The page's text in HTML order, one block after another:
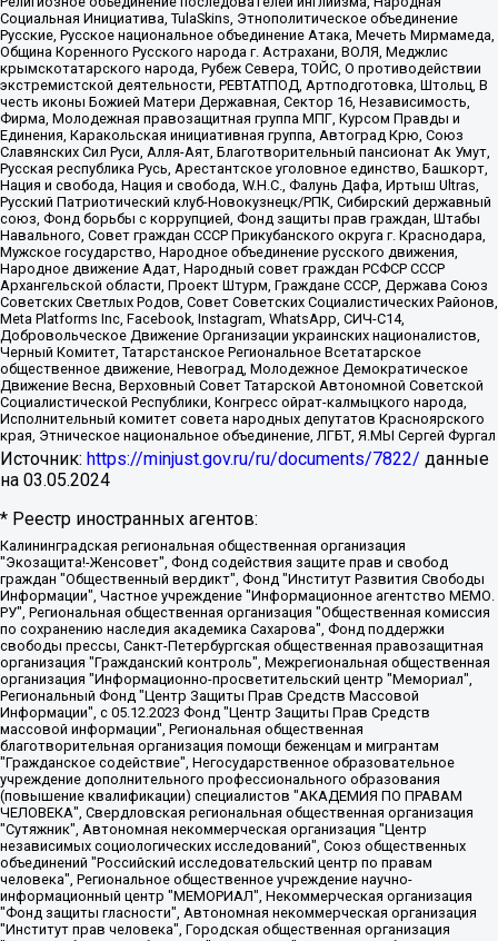
Социальная Инициатива, TulaSkins, Этнополитическое объединение
Русские, Русское национальное объединение Атака, Мечеть Мирмамеда,
Община Коренного Русского народа г. Астрахани, ВОЛЯ, Меджлис
крымскотатарского народа, Рубеж Севера, ТОЙС, О противодействии
экстремистской деятельности, РЕВТАТПОД, Артподготовка, Штольц, В
честь иконы Божией Матери Державная, Сектор 16, Независимость,
Фирма, Молодежная правозащитная группа МПГ, Курсом Правды и
Единения, Каракольская инициативная группа, Автоград Крю, Союз
Славянских Сил Руси, Алля-Аят, Благотворительный пансионат Ак Умут,
Русская республика Русь, Арестантское уголовное единство, Башкорт,
Нация и свобода, Нация и свобода, W.H.С., Фалунь Дафа, Иртыш Ultras,
Русский Патриотический клуб-Новокузнецк/РПК, Сибирский державный
союз, Фонд борьбы с коррупцией, Фонд защиты прав граждан, Штабы
Навального, Совет граждан СССР Прикубанского округа г. Краснодара,
Мужское государство, Народное объединение русского движения,
Народное движение Адат, Народный совет граждан РСФСР СССР
Архангельской области, Проект Штурм, Граждане СССР, Держава Союз
Советских Светлых Родов, Совет Советских Социалистических Районов,
Meta Platforms Inc, Facebook, Instagram, WhatsApp, СИЧ-С14,
Добровольческое Движение Организации украинских националистов,
Черный Комитет, Татарстанское Региональное Всетатарское
общественное движение, Невоград, Молодежное Демократическое
Движение Весна, Верховный Совет Татарской Автономной Советской
Социалистической Республики, Конгресс ойрат-калмыцкого народа,
Исполнительный комитет совета народных депутатов Красноярского
края, Этническое национальное объединение, ЛГБТ, Я.МЫ Сергей Фургал
Источник: https://minjust.gov.ru/ru/documents/7822/ данные
на 03.05.2024
* Реестр иностранных агентов:
Калининградская региональная общественная организация "Экозащита!-Женсовет", Фонд содействия защите прав и свобод граждан "Общественный вердикт", Фонд "Институт Развития Свободы Информации", Частное учреждение "Информационное агентство МЕМО. РУ", Региональная общественная организация "Общественная комиссия по сохранению наследия академика Сахарова", Фонд поддержки свободы прессы, Санкт-Петербургская общественная правозащитная организация "Гражданский контроль", Межрегиональная общественная организация "Информационно-просветительский центр "Мемориал", Региональный Фонд "Центр Защиты Прав Средств Массовой Информации", с 05.12.2023 Фонд "Центр Защиты Прав Средств массовой информации", Региональная общественная благотворительная организация помощи беженцам и мигрантам "Гражданское содействие", Негосударственное образовательное учреждение дополнительного профессионального образования (повышение квалификации) специалистов "АКАДЕМИЯ ПО ПРАВАМ ЧЕЛОВЕКА", Свердловская региональная общественная организация "Сутяжник", Автономная некоммерческая организация "Центр независимых социологических исследований", Союз общественных объединений "Российский исследовательский центр по правам человека", Региональное общественное учреждение научно-информационный центр "МЕМОРИАЛ", Некоммерческая организация "Фонд защиты гласности", Автономная некоммерческая организация "Институт прав человека", Городская общественная организация "Екатеринбургское общество "МЕМОРИАЛ", Городская общественная организация "Рязанское историко-просветительское и правозащитное общество "Мемориал" (Рязанский Мемориал), Челябинский региональный орган общественной самодеятельности – женское общественное объединение "Женщины Евразии", Челябинский региональный орган общественной самодеятельности "Уральская правозащитная группа", Фонд содействия защите здоровья и социальной справедливости имени Андрея Рылькова, Автономная Некоммерческая Организация "Аналитический Центр Юрия Левады", Автономная некоммерческая организация социальной поддержки населения "Проект Апрель", Региональная общественная организация помощи женщинам и детям, находящимся в кризисной ситуации "Информационно-методический центр "Анна", Фонд содействия развитию массовых коммуникаций и правовому просвещению "Так-так-Так", Фонд содействия устойчивому развитию "Серебряная тайга", Свердловский региональный общественный фонд социальных проектов "Новое время", "Idel.Реалии", Кавказ.Реалии, Крым.Реалии, Телеканал Настоящее Время, Татаро-башкирская служба Радио Свобода (Azatliq Radiosi), Радио Свободная Европа/Радио Свобода (PCE/PC), "Сибирь.Реалии", "Фактограф", Благотворительный фонд помощи осужденным и их семьям, Автономная некоммерческая организация "Институт глобализации и социальных движений", Фонд "В защиту прав заключенных", Частное учреждение "Центр поддержки и содействия развитию средств массовой информации", Пензенский региональный общественный благотворительный фонд "Гражданский союз", "Север.Реалии", Некоммерческая организация Фонд "Правовая инициатива", Общество с ограниченной ответственностью "Радио Свободная Европа/Радио Свобода", Чешское информационное агентство "MEDIUM-ORIENT", Красноярская региональная общественная организация "Мы против СПИДа", Камалягин Денис Николаевич, Маркелов Сергей Евгеньевич, Пономарев Лев Александрович, Савицкая Людмила Алексеевна, Автономная некоммерческая организация "Центр по работе с проблемой насилия "НАСИЛИЮ.НЕТ", Межрегиональный профессиональный союз работников здравоохранения "Альянс врачей", Юридическое лицо, зарегистрированное в Латвийской Республике, SIA "Medusa Project" (регистрационный номер 40103797863, дата регистрации 10.06.2014), Некоммерческая организация "Фонд по борьбе с коррупцией", Автономная некоммерческая организация "Институт права и публичной политики", Баданин Роман Сергеевич, Гликин Максим Александрович, Железнова Мария Михайловна, Лукьянова Юлия Сергеевна, Маетная Елизавета Витальевна, Маняхин Петр Борисович, Чуракова Ольга Владимировна, Ярош Юлия Петровна, Юридическое лицо "The Insider SIA", зарегистрированное в Риге, Латвийская Республика (дата регистрации 26.06.2015), являющееся администратором доменного имени интернет-издания "The Insider SIA", https://theins.ru, Постернак Алексей Евгеньевич, Рубин Михаил Аркадьевич, Анин Роман Александрович, Юридическое лицо Istories fonds, зарегистрированное в Латвийской Республике (регистрационный номер 50008295751, дата регистрации 24.02.2020), Великовский Дмитрий Александрович, Долинина Ирина Николаевна, Мароховская Алеся Алексеевна, Шлейнов Роман Юрьевич, Шмагун Олеся Валентиновна, Общество с ограниченной ответственностью "Альтаир 2021", Общество с ограниченной ответственностью "Вега 2021", Общество с ограниченной ответственностью "Главный редактор 2021", Общество с ограниченной ответственностью "Ромашки монолит", Важенков Артем Валерьевич, Ивановская областная общественная организация "Центр гендерных исследований", Гурман Юрий Альбертович, Медиапроект "ОВД-Инфо", Егоров Владимир Владимирович, Жилинский Владимир Александрович, Общество с ограниченной ответственностью "ЗП", Иванова София Юрьевна, Карезина Инна Павловна, Кильтау Екатерина Викторовна, Петров Алексей Викторович, Пискунов Сергей Евгеньевич, Смирнов Сергей Сергеевич, Тихонов Михаил Сергеевич, Общество с ограниченной ответственностью "ЖУРНАЛИСТ-ИНОСТРАННЫЙ АГЕНТ", Арапова Галина Юрьевна, Вольтская Татьяна Анатольевна, Американская компания "Mason G.E.S. Anonymous Foundation" (США), являющаяся владельцем интернет-издания https://mnews.world/, Компания "Stichting Bellingcat", зарегистрированная в Нидерландах (дата регистрации 11.07.2018), Захаров Андрей Вячеславович, Клепиковская Екатерина Дмитриевна, Общество с ограниченной ответственностью "МЕМО", Перл Роман Александрович, Симонов Евгений Алексеевич, Соловьева Елена Анатольевна, Сотников Даниил Владимирович, Сурначева Елизавета Дмитриевна, Автономная некоммерческая организация по защите прав человека и информированию населения "Якутия – Наше Мнение", Общество с ограниченной ответственностью "Москоу диджитал медиа", с 26.01.2023 Общество с ограниченной ответственностью "Чайка Белые сады", Ветошкина Валерия Валерьевна, Заговора Максим Александрович, Межрегиональное общественное движение "Российская ЛГБТ - сеть", Оленичев Максим Владимирович, Павлов Иван Юрьевич, Скворцова Елена Сергеевна, Общество с ограниченной ответственностью "Как бы инагент", Кочетков Игорь Викторович, Общество с ограниченной ответственностью "Честные выборы", Еланчик Олег Александрович, Общество с ограниченной ответственностью "Нобелевский призыв", Гималова Регина Эмилевна, Григорьев Андрей Валерьевич, Григорьева Алина Александровна, Ассоциация по содействию защите прав призывников, альтернативнослужащих и военнослужащих "Правозащитная группа "Гражданин.Армия.Право", Хисамова Регина Фаритовна, Автономная некоммерческая организация по реализации социально-правовых программ "Лилит", Дальневосточное общественное движение "Маяк", Санкт-Петербургская ЛГБТ-инициативная группа "Выход", Инициативная группа ЛГБТ+ "Реверс", Алексеев Андрей Викторович, Бекбулатова Таисия Львовна, Беляев Иван Михайлович, Владыкина Елена Сергеевна, Гельман Марат Александрович, Никульшина Вероника Юрьевна, Толоконникова Надежда Андреевна, Шендерович Виктор Анатольевич, Общество с ограниченной ответственностью "Данное сообщение", Общество с ограниченной ответственностью Издательский дом "Новая глава", Айнбиндер Александра Александровна, Московский комьюнити-центр для ЛГБТ+инициатив, Благотворительный фонд развития филантропии, Deutsche Welle (Германия, Kurt-Schumacher-Strasse 3, 53113 Bonn), Борзунова Мария Михайловна, Воробьев Виктор Викторович, Голубева Анна Львовна, Константинова Алла Михайловна, Малкова Ирина Владимировна, Мурадов Мурад Абдулгалимович, Осетинская Елизавета Николаевна, Понасенков Евгений Николаевич, Ганапольский Матвей Юрьевич, Киселев Евгений Алексеевич, Борухович Ирина Григорьевна, Дремин Иван Тимофеевич, Дубровский Дмитрий Викторович, Красноярская региональная общественная организация поддержки и развития альтернативных образовательных технологий и межкультурных коммуникаций "ИНТЕРРА", Маяковская Екатерина Алексеевна, Фейгин Марк Захарович, Филимонов Андрей Викторович, Дзугкоева Регина Николаевна, Доброхотов Роман Александрович, Дудь Юрий Александрович, Елкин Сергей Владимирович, Кругликов Кирилл Игоревич, Сабунаева Мария Леонидовна, Семенов Алексей Владимирович, Шаинян Карен Багратович, Шульман Екатерина Михайловна, Асафьев Артур Валерьевич, Вахштайн Виктор Семенович, Венедиктов Алексей Алексеевич, Лушникова Екатерина Евгеньевна, Волков Леонид Михайлович, Невзоров Александр Глебович, Пархоменко Сергей Борисович, Сироткин Ярослав Николаевич, Кара-Мурза Владимир Владимирович, Баранова Наталья Владимировна, Гозман Леонид Яковлевич, Кагарлицкий Борис Юльевич, Климарев Михаил Валерьевич, Милов Владимир Станиславович, Автономная некоммерческая организация Краснодарский центр современного искусства "Типография", Моргенштерн Алишер Тагирович, Соболь Любовь Эдуардовна, Общество с ограниченной ответственностью "ЛИЗА НОРМ", Каспаров Гарри Кимович, Ходорковский Михаил Борисович, Общество с ограниченной ответственностью "Апрельские тезисы", Данилович Ирина Брониславовна, Кашин Олег Владимирович, Петров Николай Владимирович, Пивоваров Алексей Владимирович, Соколов Михаил Владимирович, Цветкова Юлия Владимировна, Чичваркин Евгений Александрович, Комитет против пыток/Команда против пыток, Общество с ограниченной ответственностью "Первый научный", Общество с ограниченной ответственностью "Вертолет и ко", Белоцерковская Вероника Борисовна, Кац Максим Евгеньевич, Лазарева Татьяна Юрьевна, Шаведдинов Руслан Табризович, Яшин Илья Валерьевич, Общество с ограниченной ответственностью "Иноагент ААВ", Алешковский Дмитрий Петрович, Альбац Евгения Марковна, Быков Дмитрий Львович, Галямина Юлия Евгеньевна, Лойко Сергей Леонидович, Мартынов Кирилл Константинович, Медведев Сергей Александрович, Крашенинников Федор Геннадиевич, Гордеева Катерина Вл